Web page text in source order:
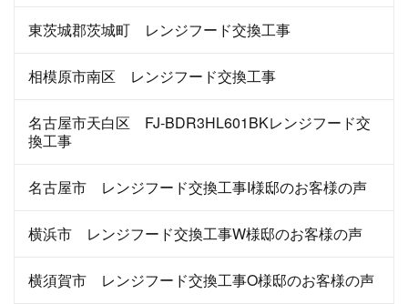
東茨城郡茨城町 レンジフード交換工事
相模原市南区 レンジフード交換工事
名古屋市天白区 FJ-BDR3HL601BKレンジフード交
換工事
名古屋市 レンジフード交換工事I様邸のお客様の声
横浜市 レンジフード交換工事W様邸のお客様の声
横須賀市 レンジフード交換工事O様邸のお客様の声